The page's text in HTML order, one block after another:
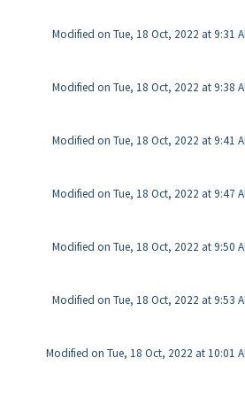
Modified on Tue, 18 Oct, 2022 at 9:31
Modified on Tue, 18 Oct, 2022 at 9:38
Modified on Tue, 18 Oct, 2022 at 9:41
Modified on Tue, 18 Oct, 2022 at 9:47
Modified on Tue, 18 Oct, 2022 at 9:50
Modified on Tue, 18 Oct, 2022 at 9:53
Modified on Tue, 18 Oct, 2022 at 10:01